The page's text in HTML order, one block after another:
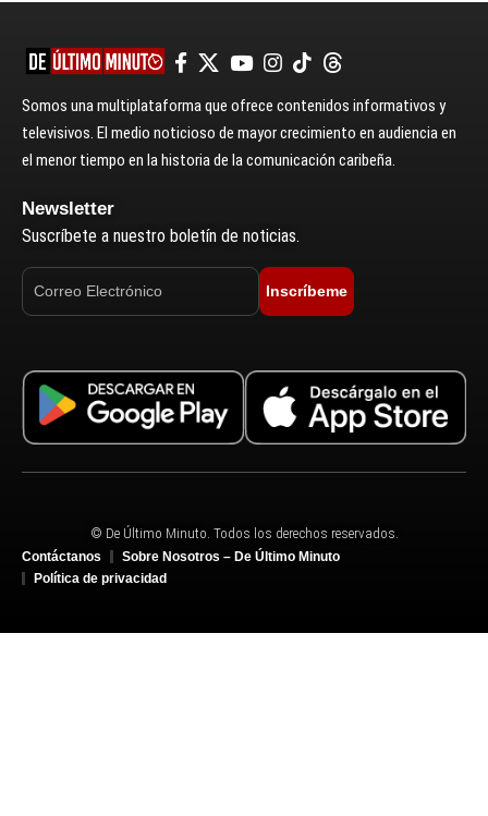
Somos una multiplataforma que ofrece contenidos informativos y
televisivos. El medio noticioso de mayor crecimiento en audiencia en
el menor tiempo en la historia de la comunicación caribeña.
Newsletter
Suscríbete a nuestro boletín de noticias.
Inscríbeme
© De Último Minuto. Todos los derechos reservados.
Contáctanos
Sobre Nosotros – De Último Minuto
Política de privacidad